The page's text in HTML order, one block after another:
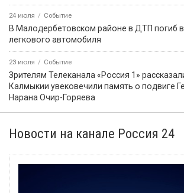
24 июля Событие
В Малодербетовском районе в ДТП погиб
легкового автомобиля
23 июля Событие
Зрителям Телеканала «Россия 1»
Калмыкии увековечили память о подвиге
Нарана Очир-Горяева
Новости на канале Россия 24